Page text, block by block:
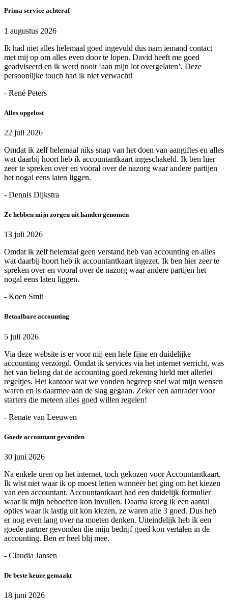
Prima service achteraf
1 augustus 2026
Ik had niet alles helemaal goed ingevuld dus nam iemand contact
met mij op om alles even door te lopen. David heeft me goed
geadviseerd en ik werd nooit ‘aan mijn lot overgelaten’. Deze
persoonlijke touch had ik niet verwacht!
- René Peters
Alles opgelost
22 juli 2026
Omdat ik zelf helemaal niks snap van het doen van aangiftes en alles
wat daarbij hoort heb ik accountantkaart ingeschakeld. Ik ben hier
zeer te spreken over en vooral over de nazorg waar andere partijen
het nogal eens laten liggen.
- Dennis Dijkstra
Ze hebben mijn zorgen uit handen genomen
13 juli 2026
Omdat ik zelf helemaal geen verstand heb van accounting en alles
wat daarbij hoort heb ik accountantkaart ingezet. Ik ben hier zeer te
spreken over en vooral over de nazorg waar andere partijen het
nogal eens laten liggen.
- Koen Smit
Betaalbare accounting
5 juli 2026
Via deze website is er voor mij een hele fijne en duidelijke
accounting verzorgd. Omdat ik services via het internet verricht, was
het van belang dat de accounting goed rekening hield met allerlei
regeltjes. Het kantoor wat we vonden begreep snel wat mijn wensen
waren en is daarmee aan de slag gegaan. Zeker een aanrader voor
starters die meteen alles goed willen regelen!
- Renate van Leeuwen
Goede accountant gevonden
30 juni 2026
Na enkele uren op het internet, toch gekozen voor Accountantkaart.
Ik wist niet waar ik op moest letten wanneer het ging om het kiezen
van een accountant. Accountantkaart had een duidelijk formulier
waar ik mijn behoeften kon invullen. Daarna kreeg ik een aantal
opties waar ik lastig uit kon kiezen, ze waren alle 3 goed. Dus heb
er nog even lang over na moeten denken. Uiteindelijk heb ik een
goede partner gevonden die mijn bedrijf goed kon vertalen in de
accounting. Ben er heel blij mee.
- Claudia Jansen
De beste keuze gemaakt
18 juni 2026